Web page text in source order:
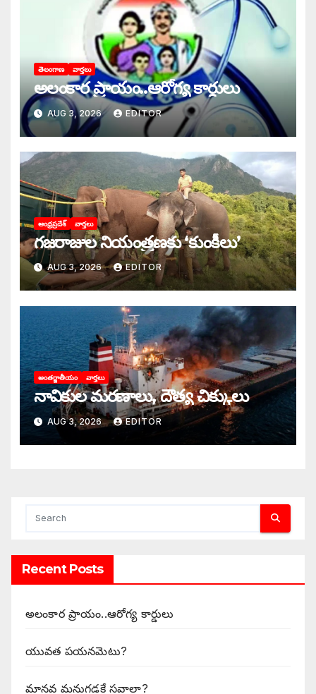
తెలంగాణ వార్తలు
అలంకార ప్రాయం..ఆరోగ్య కార్డులు
AUG 3, 2026 EDITOR
ఆంధ్రప్రదేశ్ వార్తలు
గజరాజుల నియంత్రణకు ‘కుంకీలు’
AUG 3, 2026 EDITOR
అంతర్జాతీయం వార్తలు
నావికుల మరణాలు, దౌత్య చిక్కులు
AUG 3, 2026 EDITOR
Recent Posts
అలంకార ప్రాయం..ఆరోగ్య కార్డులు
యువత పయనమెటు?
మానవ మనుగడకే సవాలా?